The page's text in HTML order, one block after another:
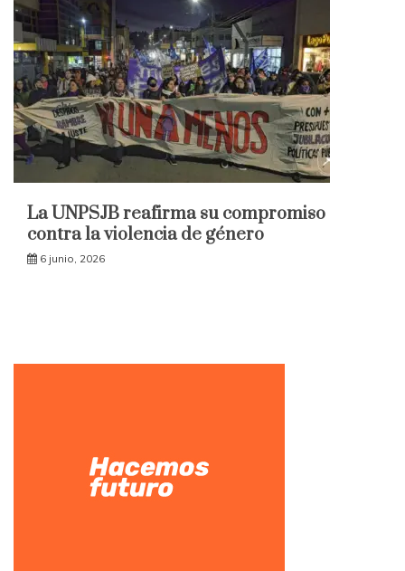
La UNPSJB reafirma su compromiso
contra la violencia de género
6 junio, 2026